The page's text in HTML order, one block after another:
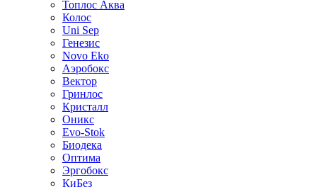
Топлос Аква
Колос
Uni Sep
Генезис
Novo Eko
Аэробокс
Вектор
Гринлос
Кристалл
Оникс
Evo-Stok
Биодека
Оптима
Эргобокс
КиБез